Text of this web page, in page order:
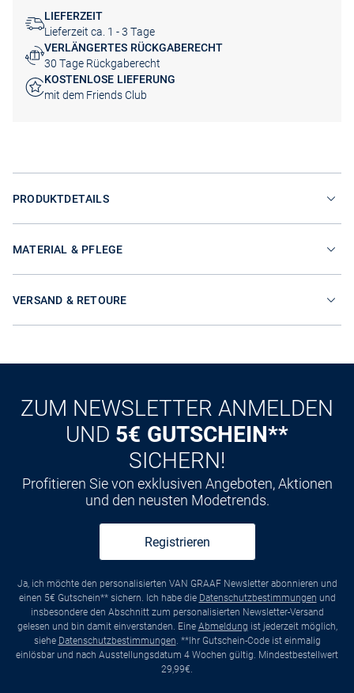
LIEFERZEIT
Lieferzeit ca. 1 - 3 Tage
VERLÄNGERTES RÜCKGABERECHT
30 Tage Rückgaberecht
KOSTENLOSE LIEFERUNG
mit dem Friends Club
PRODUKTDETAILS
MATERIAL & PFLEGE
VERSAND & RETOURE
ZUM NEWSLETTER ANMELDEN
UND 5€ GUTSCHEIN**
SICHERN!
Profitieren Sie von exklusiven Angeboten, Aktionen
und den neusten Modetrends.
Registrieren
Ja, ich möchte den personalisierten VAN GRAAF Newsletter abonnieren und
einen 5€ Gutschein** sichern. Ich habe die Datenschutzbestimmungen und
insbesondere den Abschnitt zum personalisierten Newsletter-Versand
gelesen und bin damit einverstanden. Eine Abmeldung ist jederzeit möglich,
siehe Datenschutzbestimmungen. **Ihr Gutschein-Code ist einmalig
einlösbar und nach Ausstellungsdatum 4 Wochen gültig. Mindestbestellwert
29,99€.